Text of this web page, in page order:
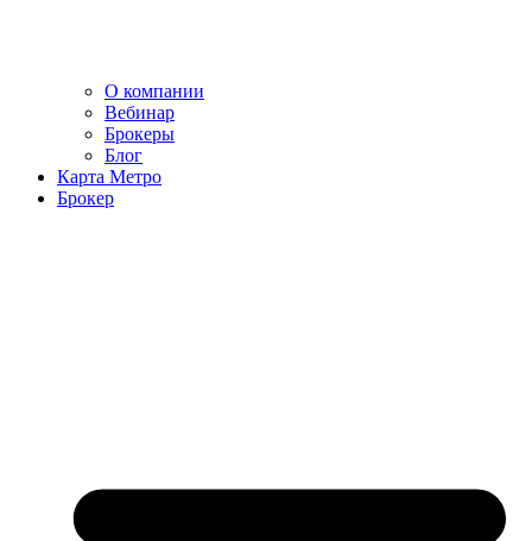
О компании
Вебинар
Брокеры
Блог
Карта Метро
Брокер